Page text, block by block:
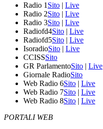
Radio 1 Sito | Live
Radio 2Sito | Live
Radio 3Sito | Live
Radiofd4Sito | Live
Radiofd5Sito | Live
IsoradioSito | Live
CCISSSito
GR ParlamentoSito | Live
Giornale RadioSito
Web Radio 6Sito | Live
Web Radio 7Sito | Live
Web Radio 8Sito | Live
PORTALI WEB